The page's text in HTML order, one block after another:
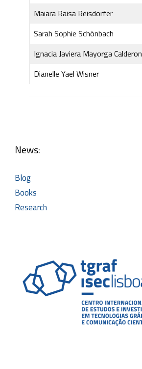
Maiara Raisa Reisdorfer
Sarah Sophie Schönbach
Ignacia Javiera Mayorga Calderon
Dianelle Yael Wisner
News:
Blog
Books
Research